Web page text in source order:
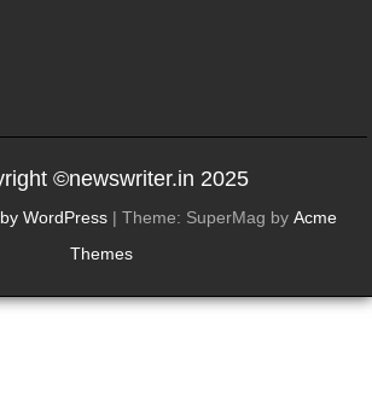
©newswriter.in 2025
WordPress | Theme: SuperMag by Acme
Themes